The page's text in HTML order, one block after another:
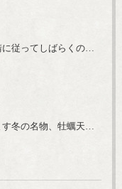
京都市の時短営業要請に従ってしばらくの間20時までの営業とさせていただいております。寒い時期には温かいお蕎麦がおすすめ